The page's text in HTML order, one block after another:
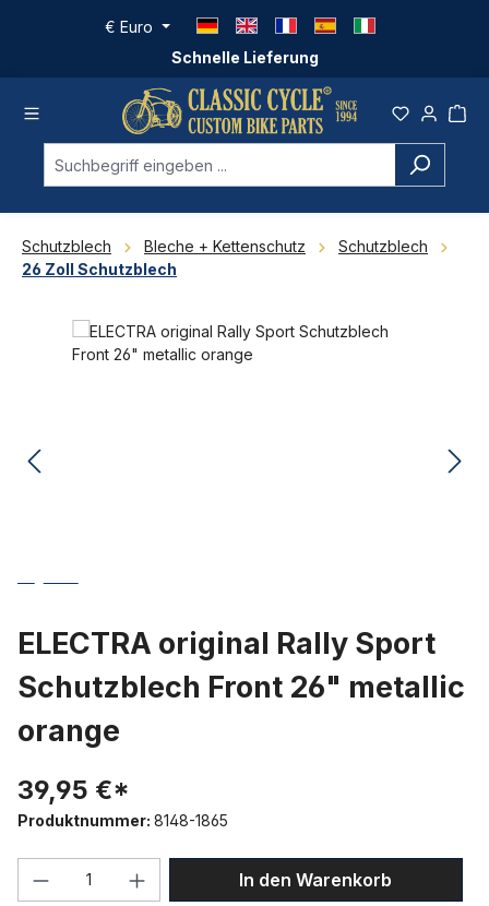
Zum Hauptinhalt springen
Schnelle Lieferung
€ Euro
Schutzblech Bleche + Kettenschutz
Schutzblech
26 Zoll Schutzblech
Bildergalerie überspringen
ELECTRA original Rally Sport
Schutzblech Front 26" metallic
orange
39,95 €*
Produktnummer: 8148-1865
Produkt Anzahl: Gib den gewünschten
In den Warenkorb